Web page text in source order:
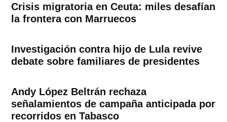
Crisis migratoria en Ceuta: miles desafían
la frontera con Marruecos
Investigación contra hijo de Lula revive
debate sobre familiares de presidentes
Andy López Beltrán rechaza
señalamientos de campaña anticipada por
recorridos en Tabasco